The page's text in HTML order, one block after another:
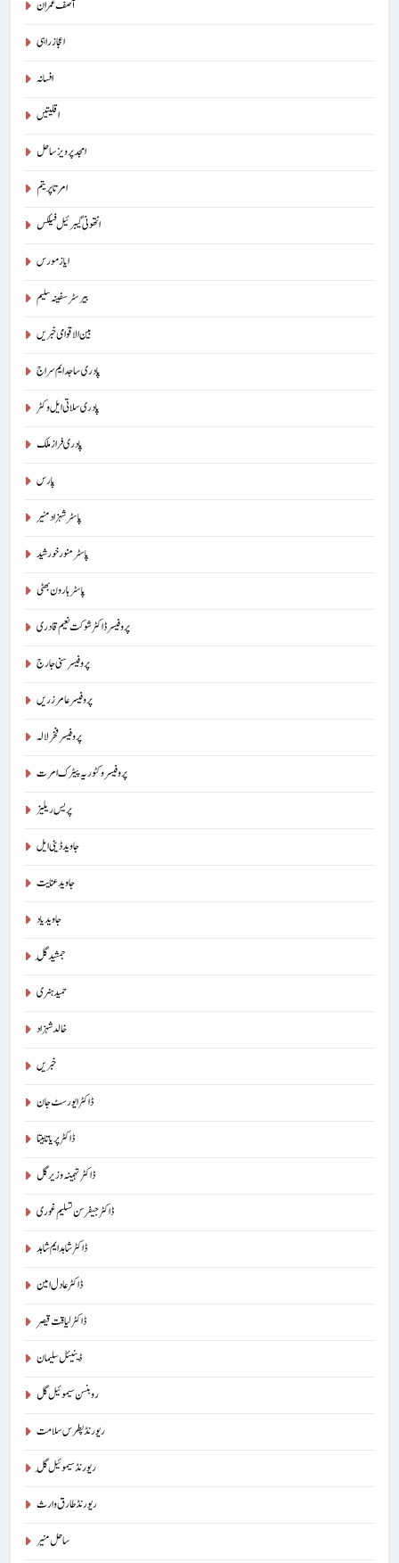
آصف عمران
اعجاز راہی
افسانہ
اقلیتیں
امجد پرویز ساحل
امرتا پریتم
انتھونی گیبرئیل فیلکس
ایاز مورس
بیرسٹرسفینہ سلیم
بین الاقوامی خبریں
پادری ساجد ایم سراج
پادری سلاتی ایل وکٹر
پادری فراز ملک
پارس
پاسٹر شہزاد منیر
پاسٹر منور خورشید
پاسٹر ہارون بھٹی
پروفیسر ڈاکٹر شوکت نعیم قادری
پروفیسر سنی جارج
پروفیسر عامر زریں
پروفیسر فخر لالہ
پروفیسر وکٹوریہ پیٹرک امرت
پریس ریلیز
جاوید ڈینی ایل
جاوید عنایت
جاوید یاد
جمشید گِل
حمید ہنری
خالد شہزاد
خبریں
ڈاکٹر ایورسٹ جان
ڈاکٹر پریا تابیتا
ڈاکٹر تہمینہ وزیر گل
ڈاکٹر جیفرسن تسلیم غوری
ڈاکٹر شاہد ایم شاہد
ڈاکٹر عادل امین
ڈاکٹر لیاقت قیصر
ڈینیئل سلیمان
روبنسن سیموئیل گل
ریورنڈ پطرس سلامت
ریورنڈ سیموئیل گِل
ریورنڈ طارق وارث
ساحل منیر